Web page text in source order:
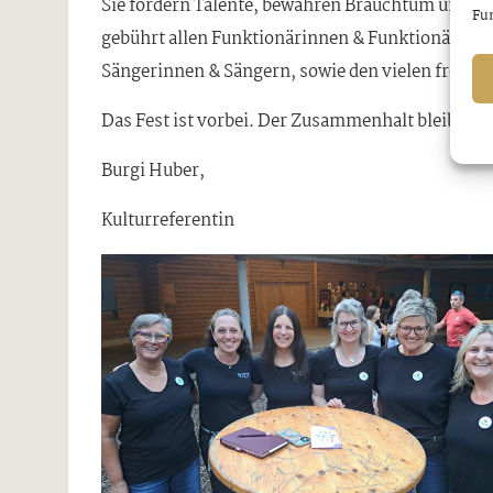
Sie fördern Talente, bewahren Brauchtum und
gebührt allen Funktionärinnen &
Sängerinnen & Sängern, sowie den vielen
Das Fest ist vorbei. Der Zusammenhalt bleibt.
Burgi Huber,
Kulturreferentin